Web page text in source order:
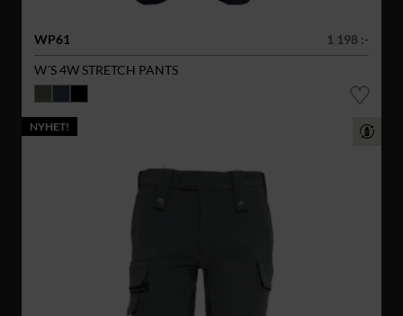
WP61
1 198 :-
W´S 4W STRETCH PANTS
NYHET!